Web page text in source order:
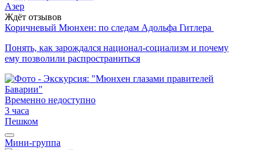
Азер
Ждёт отзывов
Коричневый Мюнхен: по следам Адольфа Гитлера
Понять, как зарождался национал-социализм и почему
ему позволили распространиться
Временно недоступно
3 часа
Пешком
Мини-группа